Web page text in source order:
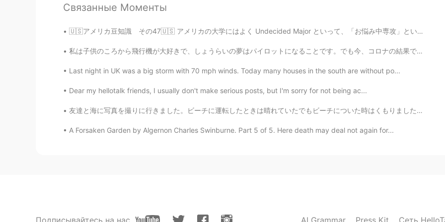
@Kazy ちょっとだけ違いますね(^^)
Megumi 𓅫 2019.05.25 10:04
JP EN
jasmine
使ってるのをよく見るので、何でかな?と思ってたのですが、謎が解けました😄😄ありがとう
Recently と latelyはまったく同じだと思っていました！ありがとうございます！！
Связанные Моменты
🇺🇸アメリカ豆知識 その47🇺🇸 アメリカの大学にはよく Undecided Major といって、「お悩み中専攻」というものがあります笑笑 この「お悩み中専攻」というのはまだ専攻が決められ...
私は子供のころから飛行機が大好きで、しょうらいの夢はパイロットになることです。でも今、コロナの結果で航空会社の残業が下がってしまって、失業中のパイロットが多い。でも数年がかかっても航空会社の残業...
Last night in UK was a big storm with 70 mph winds. Today many houses in the south are without po...
Dear my hellotalk friends, I usually don't make serious posts, but I'm sorry for not being ac...
友達と海に写真を撮りに行きました。ビーチに運転したときは晴れていたでもビーチについた時はくもりました。空はカラフルありませんでした。小さな滝と絵を写真撮りました。 I went to the ...
A Forsaken Garden by Algernon Charles Swinburne. Part 5 of 5. Here death may deal not again for...
Подписывайтесь на нас AI Grammar Press Kit Сеть